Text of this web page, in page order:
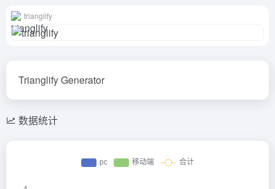
trianglify
Trianglify Generator
数据统计